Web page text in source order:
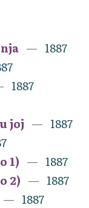
1887
1887
joj
1887
1)
1887
2)
1887
1887